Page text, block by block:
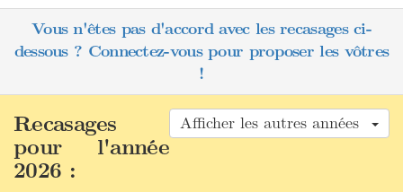
Vous n'êtes pas d'accord avec les recasages ci-
dessous ? Connectez-vous pour proposer les vôtres
!
Afficher les autres années
Recasages
pour l'année
2026 :